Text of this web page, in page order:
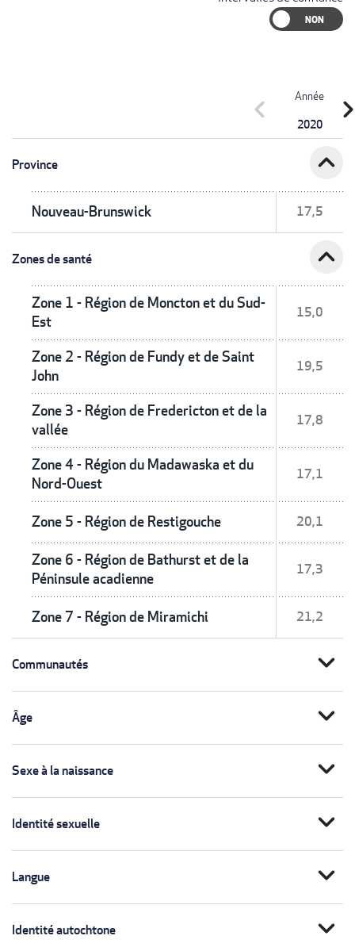
Année
2020
chevron_left
Province expand_less
Nouveau-Brunswick 17,5
Zones de santé expand_less
Zone 1 - Région de Moncton et du Sud-
Est
15,0
Zone 2 - Région de Fundy et de Saint
John
19,5
Zone 3 - Région de Fredericton et de la
vallée
17,8
Zone 4 - Région du Madawaska et du
Nord-Ouest
17,1
Zone 5 - Région de Restigouche 20,1
Zone 6 - Région de Bathurst et de la
Péninsule acadienne
17,3
Zone 7 - Région de Miramichi 21,2
Communautés expand_more
Âge expand_more
Sexe à la naissance expand_more
Identité sexuelle expand_more
Langue expand_more
Identité autochtone expand_more